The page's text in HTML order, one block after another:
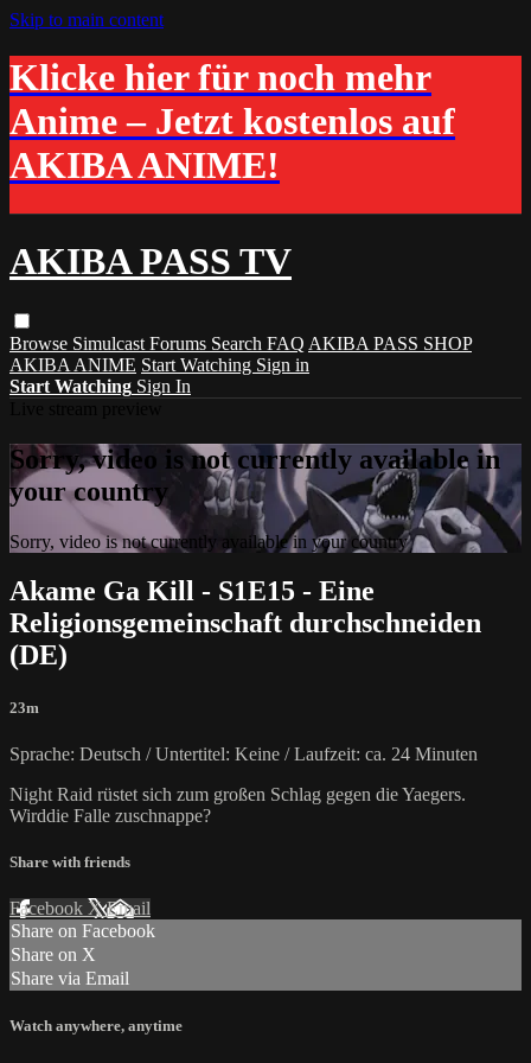
Skip to main content
Klicke hier für noch mehr
Anime – Jetzt kostenlos auf
AKIBA ANIME!
AKIBA PASS TV
Browse Simulcast Forums Search FAQ AKIBA PASS SHOP
AKIBA ANIME Start Watching Sign in
Start Watching Sign In
Sorry, video is not currently available in
your country
Sorry, video is not currently available in your country
Akame Ga Kill - S1E15 - Eine
Religionsgemeinschaft durchschneiden
(DE)
23m
Sprache: Deutsch / Untertitel: Keine / Laufzeit: ca. 24 Minuten
Night Raid rüstet sich zum großen Schlag gegen die Yaegers.
Wirddie Falle zuschnappe?
Share with friends
Facebook XEmail
Share on Facebook
Share on X
Share via Email
Watch anywhere, anytime